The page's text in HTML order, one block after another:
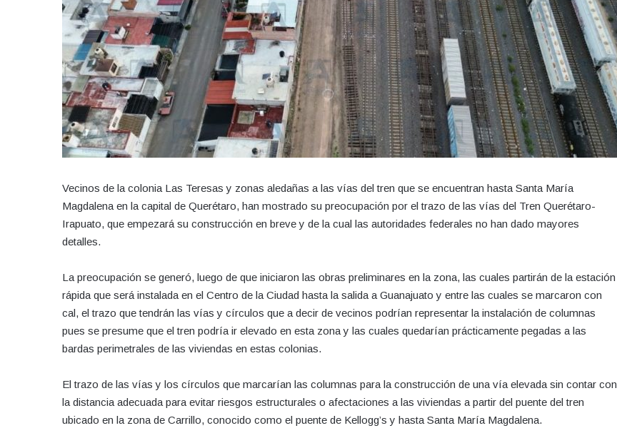
Vecinos de la colonia Las Teresas y zonas aledañas a las vías del tren que se encuentran hasta Santa María
Magdalena en la capital de Querétaro, han mostrado su preocupación por el trazo de las vías del Tren Querétaro-
Irapuato, que empezará su construcción en breve y de la cual las autoridades federales no han dado mayores
detalles.
La preocupación se generó, luego de que iniciaron las obras preliminares en la zona, las cuales partirán de la estación
rápida que será instalada en el Centro de la Ciudad hasta la salida a Guanajuato y entre las cuales se marcaron con
cal, el trazo que tendrán las vías y círculos que a decir de vecinos podrían representar la instalación de columnas
pues se presume que el tren podría ir elevado en esta zona y las cuales quedarían prácticamente pegadas a las
bardas perimetrales de las viviendas en estas colonias.
El trazo de las vías y los círculos que marcarían las columnas para la construcción de una vía elevada sin contar con
la distancia adecuada para evitar riesgos estructurales o afectaciones a las viviendas a partir del puente del tren
ubicado en la zona de Carrillo, conocido como el puente de Kellogg’s y hasta Santa María Magdalena.